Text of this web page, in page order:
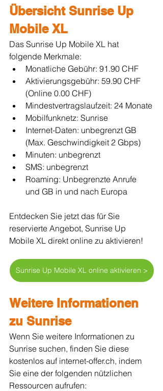
Übersicht Sunrise Up
Mobile XL
Das Sunrise Up Mobile XL hat
folgende Merkmale:
Monatliche Gebühr: 91.90 CHF
Aktivierungsgebühr: 59.90 CHF
(Online 0.00 CHF)
Mindestvertragslaufzeit: 24 Monate
Mobilfunknetz: Sunrise
Internet-Daten: unbegrenzt GB
(Max. Geschwindigkeit 2 Gbps)
Minuten: unbegrenzt
SMS: unbegrenzt
Roaming: Unbegrenzte Anrufe
und GB in und nach Europa
Entdecken Sie jetzt das für Sie
reservierte Angebot, Sunrise Up
Mobile XL direkt online zu aktivieren!
Sunrise Up Mobile XL online aktivieren >
Weitere Informationen
zu Sunrise
Wenn Sie weitere Informationen zu
Sunrise suchen, finden Sie diese
kostenlos auf internet-offer.ch, indem
Sie eine der folgenden nützlichen
Ressourcen aufrufen: